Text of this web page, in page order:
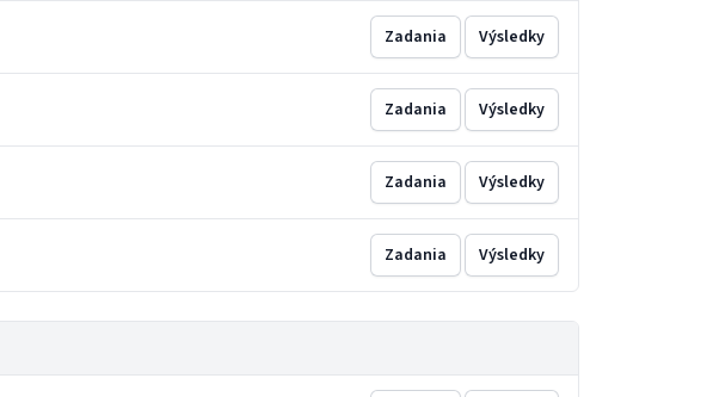
Zadania Výsledky
Zadania Výsledky
Zadania Výsledky
Zadania Výsledky